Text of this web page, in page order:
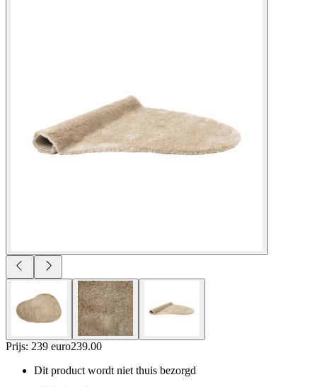
Prijs: 239 euro239.00
Dit product wordt niet thuis bezorgd